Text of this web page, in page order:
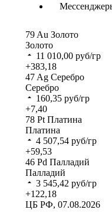
79 Au Золото
Золото
11 010,00 руб/гр
+383,18
47 Ag Серебро
Серебро
160,35 руб/гр
+7,40
78 Pt Платина
Платина
4 507,54 руб/гр
+59,53
46 Pd Палладий
Палладий
3 545,42 руб/гр
+122,18
ЦБ РФ, 07.08.2026